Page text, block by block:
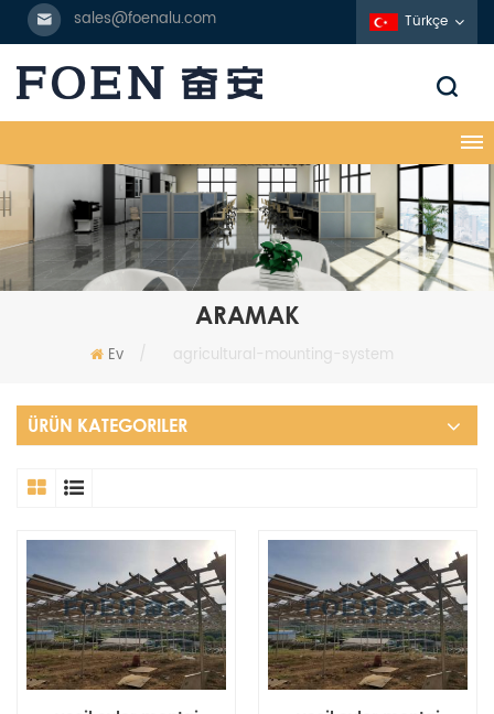
sales@foenalu.com Türkçe
ARAMAK
Ev / agricultural-mounting-system
ÜRÜN KATEGORILER